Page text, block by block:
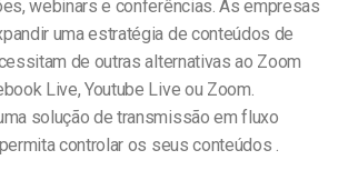
webinars e conferências. As empresas
uma estratégia de conteúdos de
de outras alternativas ao Zoom
Live, Youtube Live ou Zoom.
solução de transmissão em fluxo
controlar os seus conteúdos .